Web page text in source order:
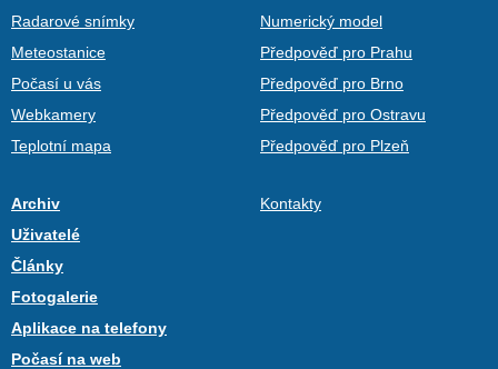
Radarové snímky
Meteostanice
Počasí u vás
Webkamery
Teplotní mapa
Numerický model
Předpověď pro Prahu
Předpověď pro Brno
Předpověď pro Ostravu
Předpověď pro Plzeň
Archiv
Uživatelé
Články
Fotogalerie
Aplikace na telefony
Počasí na web
Kontakty